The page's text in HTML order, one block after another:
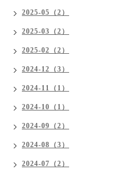
2025-05（2）
2025-03（2）
2025-02（2）
2024-12（3）
2024-11（1）
2024-10（1）
2024-09（2）
2024-08（3）
2024-07（2）